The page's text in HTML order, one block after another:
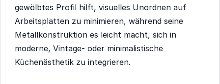
gewölbtes Profil hilft, visuelles Unordnen auf
Arbeitsplatten zu minimieren, während seine
Metallkonstruktion es leicht macht, sich in
moderne, Vintage- oder minimalistische
Küchenästhetik zu integrieren.